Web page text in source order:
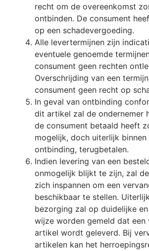
recht om de overeenkomst
ontbinden. De consument
op een schadevergoeding.
Alle levertermijnen zijn
eventuele genoemde
consument geen rechten
Overschrijding van een
consument geen recht op
In geval van ontbinding
dit artikel zal de ondernemer
de consument betaald heeft
mogelijk, doch uiterlijk binnen
ontbinding, terugbetalen.
Indien levering van een
onmogelijk blijkt te zijn, zal
zich inspannen om een
beschikbaar te stellen.
bezorging zal op duidelijke
wijze worden gemeld dat een
artikel wordt geleverd. Bij
artikelen kan het